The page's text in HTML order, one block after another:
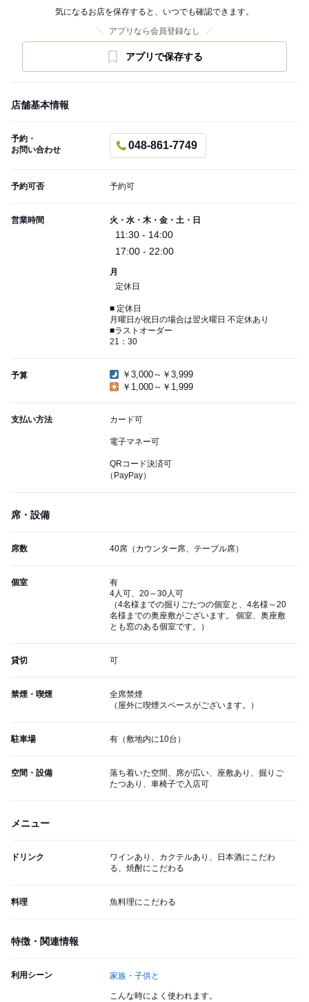
気になるお店を保存すると、いつでも確認できます。
アプリなら会員登録なし
アプリで保存する
店舗基本情報
予約・
お問い合わせ
048-861-7749
予約可否 予約可
営業時間 火・水・木・金・土・日
11:30 - 14:00
17:00 - 22:00
月
定休日
■ 定休日
月曜日が祝日の場合は翌火曜日 不定休あり
■ラストオーダー
21：30
予算
￥3,000～￥3,999
￥1,000～￥1,999
支払い方法 カード可
電子マネー可
QRコード決済可
（PayPay）
席・設備
席数 40席（カウンター席、テーブル席）
個室
有
4人可、20～30人可
（4名様までの掘りごたつの個室と、4名様～20
名様までの奥座敷がございます。 個室、奥座敷
とも窓のある個室です。）
貸切 可
禁煙・喫煙
全席禁煙
（屋外に喫煙スペースがございます。）
駐車場 有（敷地内に10台）
空間・設備
落ち着いた空間、席が広い、座敷あり、掘りご
たつあり、車椅子で入店可
メニュー
ドリンク
ワインあり、カクテルあり、日本酒にこだわ
る、焼酎にこだわる
料理 魚料理にこだわる
特徴・関連情報
利用シーン 家族・子供と
こんな時によく使われます。